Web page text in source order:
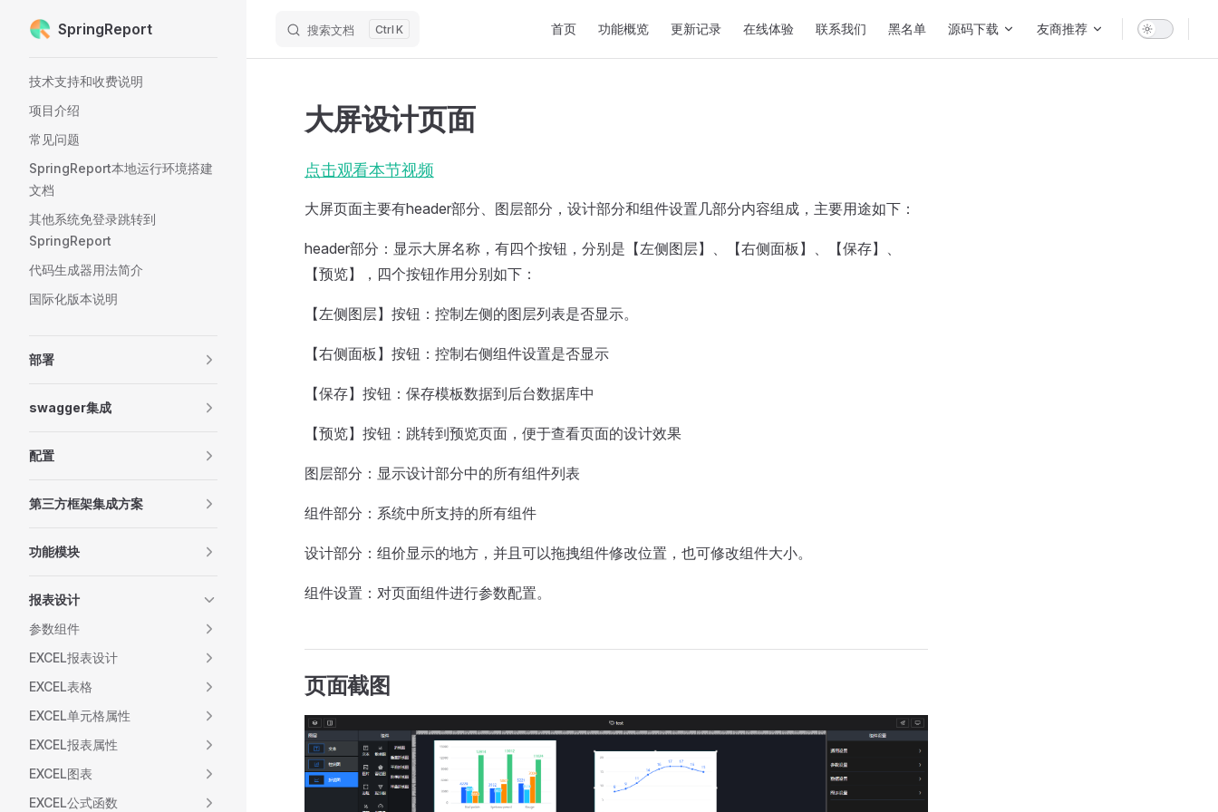
Skip to content
SpringReport 搜索文档 K 首页 功能概览 更新记录 在线体验 联系我们 黑名单 源码下载 友商推荐
技术支持和收费说明
项目介绍
常见问题
SpringReport本地运行环境搭建
文档
其他系统免登录跳转到
SpringReport
代码生成器用法简介
国际化版本说明
部署
swagger集成
配置
第三方框架集成方案
功能模块
报表设计
参数组件
EXCEL报表设计
EXCEL表格
EXCEL单元格属性
EXCEL报表属性
EXCEL图表
EXCEL公式函数
大屏设计页面
点击观看本节视频
大屏页面主要有header部分、图层部分，设计部分和组件设置几部分内容组成，主要用途如下：
header部分：显示大屏名称，有四个按钮，分别是【左侧图层】、【右侧面板】、【保存】、
【预览】，四个按钮作用分别如下：
【左侧图层】按钮：控制左侧的图层列表是否显示。
【右侧面板】按钮：控制右侧组件设置是否显示
【保存】按钮：保存模板数据到后台数据库中
【预览】按钮：跳转到预览页面，便于查看页面的设计效果
图层部分：显示设计部分中的所有组件列表
组件部分：系统中所支持的所有组件
设计部分：组价显示的地方，并且可以拖拽组件修改位置，也可修改组件大小。
组件设置：对页面组件进行参数配置。
页面截图